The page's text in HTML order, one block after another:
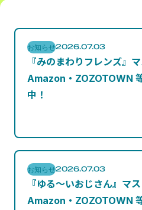
お知らせ2026.07.03
『みのまわりフレンズ』
Amazon・ZOZOTOWN
中！
お知らせ2026.07.03
『ゆる～いおじさん』マ
Amazon・ZOZOTOWN